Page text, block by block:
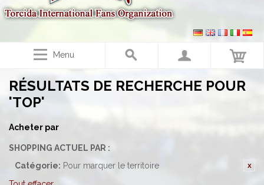
Menu
RÉSULTATS DE RECHERCHE POUR
'TOP'
Acheter par
SHOPPING ACTUEL PAR :
Catégorie: Pour marquer le territoire